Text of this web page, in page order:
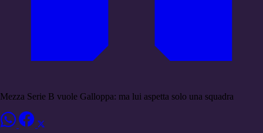
Mezza Serie B vuole Galloppa: ma lui aspetta solo una squadra